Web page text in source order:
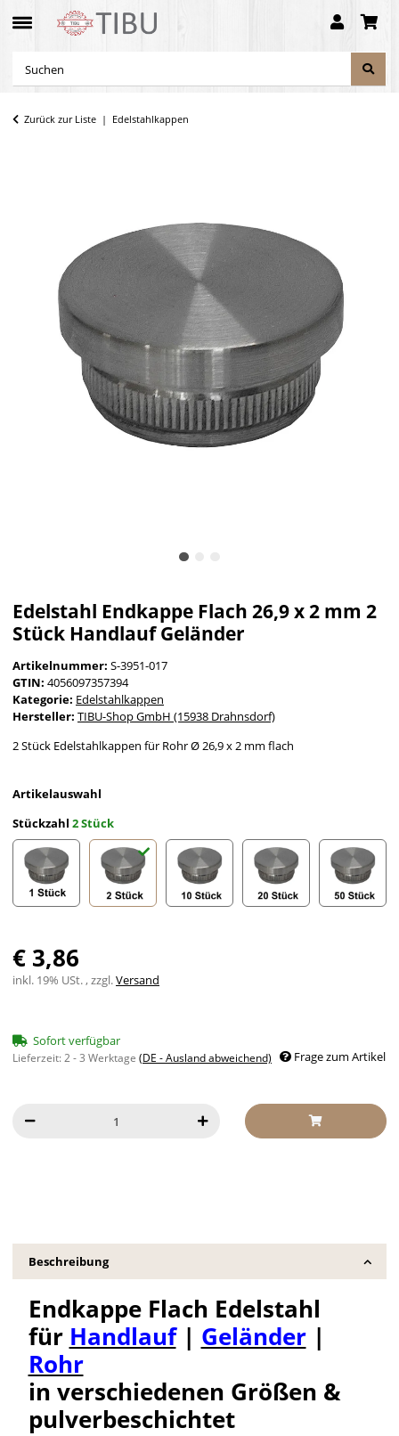
Zurück zur Liste Edelstahlkappen
Edelstahl Endkappe Flach 26,9 x 2 mm 2
Stück Handlauf Geländer
Artikelnummer: S-3951-017
GTIN: 4056097357394
Kategorie: Edelstahlkappen
Hersteller: TIBU-Shop GmbH (15938 Drahnsdorf)
2 Stück Edelstahlkappen für Rohr Ø 26,9 x 2 mm flach
Artikelauswahl
Stückzahl 2 Stück
€ 3,86
inkl. 19% USt. , zzgl.Versand
Sofort verfügbar
Lieferzeit:2 - 3 Werktage (DE - Ausland abweichend) Frage zum Artikel
Beschreibung
Endkappe Flach Edelstahl
für Handlauf| Geländer|
Rohr
in verschiedenen Größen &
pulverbeschichtet